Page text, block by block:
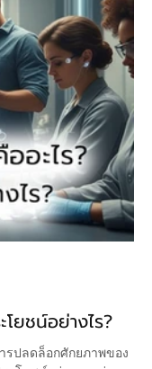
ยชน์อย่างไร?
รปลดล็อกศักยภาพของ